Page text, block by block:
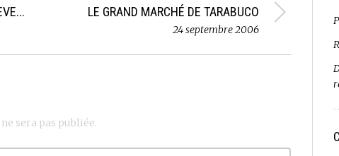
LE GRAND MARCHÉ DE TARABUCO
24 septembre 2006
sera pas publiée.